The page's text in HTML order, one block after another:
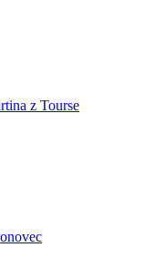
z Tourse